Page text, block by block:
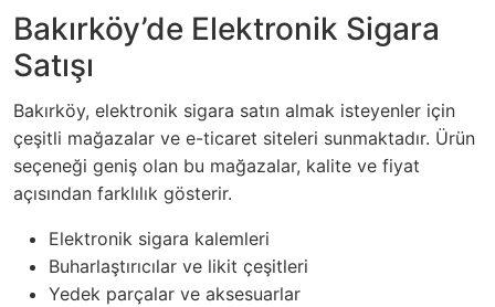
Bakırköy’de Elektronik Sigara
Satışı
Bakırköy, elektronik sigara satın almak isteyenler için
çeşitli mağazalar ve e-ticaret siteleri sunmaktadır. Ürün
seçeneği geniş olan bu mağazalar, kalite ve fiyat
açısından farklılık gösterir.
Elektronik sigara kalemleri
Buharlaştırıcılar ve likit çeşitleri
Yedek parçalar ve aksesuarlar